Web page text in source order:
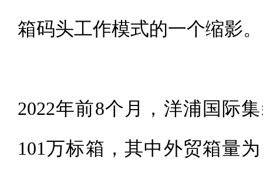
箱码头工作模式的一个缩影。
2022年前8个月，洋浦国际
101万标箱，其中外贸箱量